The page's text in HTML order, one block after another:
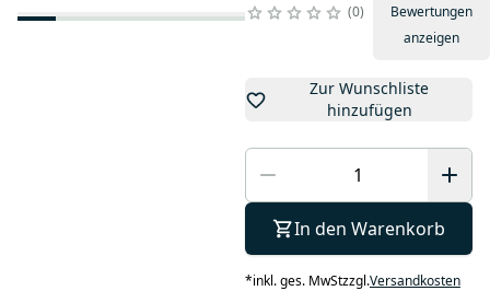
0
Bewertungen
anzeigen
Zur Wunschliste
hinzufügen
In den Warenkorb
*inkl. ges. MwStzzgl.Versandkosten